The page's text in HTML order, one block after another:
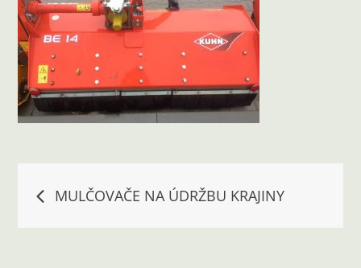
Navigace
MULČOVAČE NA ÚDRŽBU KRAJINY